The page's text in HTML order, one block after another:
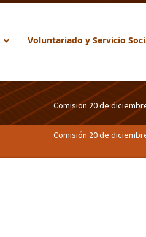
Voluntariado y Servicio
Comision 20 de
Comisión 20 de